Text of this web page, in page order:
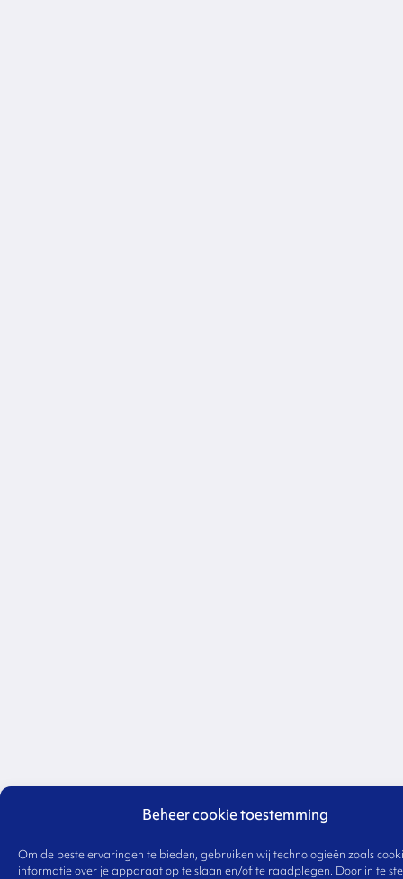
Beheer cookie toestemming
Om de beste ervaringen te bieden, gebruiken wij technologieën zoals
informatie over je apparaat op te slaan en/of te raadplegen. Door in te